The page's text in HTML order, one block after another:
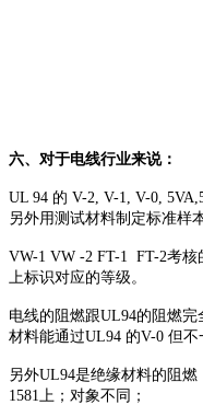
六、对于电线行业来说：
UL 94 的 V-2, V-1, V-0,
另外用测试材料制定标准样
VW-1 VW -2 FT-1 FT-2考
上标识对应的等级。
电线的阻燃跟UL94的阻燃
材料能通过UL94 的V-0 但不
另外UL94是绝缘材料的阻
1581上；对象不同；